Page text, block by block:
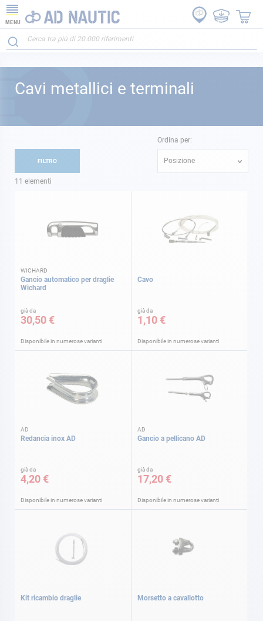
MENU
Cavi metallici e terminali
11 elementi
Ordina per:
Posizione
WICHARD
Gancio automatico per draglie
Wichard
già da
30,50 €
Disponibile in numerose varianti
Cavo
già da
1,10 €
Disponibile in numerose varianti
AD
Redancia inox AD
già da
4,20 €
Disponibile in numerose varianti
AD
Gancio a pellicano AD
già da
17,20 €
Disponibile in numerose varianti
Kit ricambio draglie Morsetto a cavallotto
FILTRO